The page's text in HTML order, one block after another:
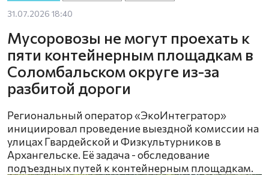
31.07.2026 18:40
Мусоровозы не могут проехать к
пяти контейнерным площадкам в
Соломбальском округе из-за
разбитой дороги
Региональный оператор «ЭкоИнтегратор»
инициировал проведение выездной комиссии на
улицах Гвардейской и Физкультурников в
Архангельске. Её задача - обследование
подъездных путей к контейнерным площадкам.